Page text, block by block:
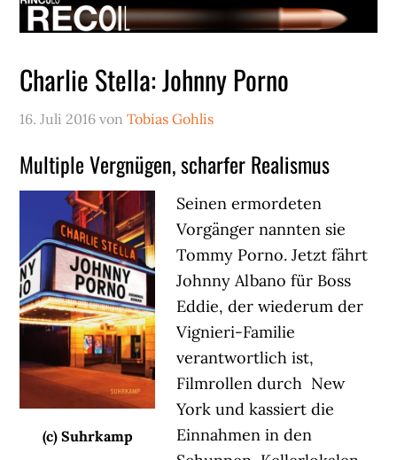
Charlie Stella: Johnny Porno
16. Juli 2016 vonTobias Gohlis
Multiple Vergnügen, scharfer Realismus
(c) Suhrkamp
Seinen ermordeten
Vorgänger nannten sie
Tommy Porno. Jetzt fährt
Johnny Albano für Boss
Eddie, der wiederum der
Vignieri-Familie
verantwortlich ist,
Filmrollen durch New
York und kassiert die
Einnahmen in den